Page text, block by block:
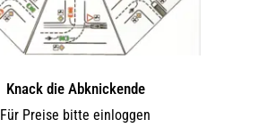
Knack die Abknickende
Für Preise bitte einloggen